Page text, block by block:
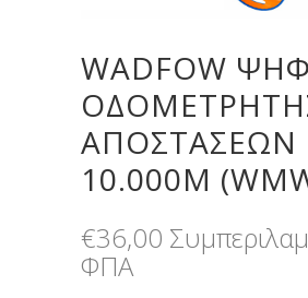
WADFOW
ΑΠΟΣΤΑΣΕΩΝ
10.000M
€36,00
ΦΠΑ